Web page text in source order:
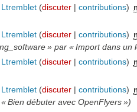
Ltremblet (discuter| contributions)
Ltremblet (discuter| contributions)
» par « Import dans un
Ltremblet (discuter| contributions)
Ltremblet (discuter| contributions)
Bien débuter avec OpenFlyers »)